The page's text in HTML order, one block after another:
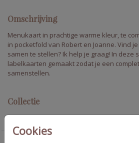
Cookies
Omschrijving
Menukaart in prachtige warme kleur, te
in pocketfold van Robert en Joanne. Vind
samen te stellen? Ik help je graag! In deze
labelkaarten gemaakt zodat je een
samenstellen.
Collectie
Trouwkaarten set pocketfold